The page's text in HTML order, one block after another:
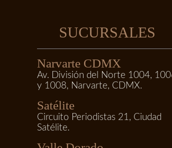
SUCURSALES
Narvarte CDMX
Av. División del Norte 1004,
y 1008, Narvarte, CDMX.
Satélite
Circuito Periodistas 21, Ciudad
Satélite.